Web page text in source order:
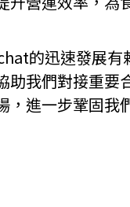
的迅速發展有
助我們對接重要
，進一步鞏固我